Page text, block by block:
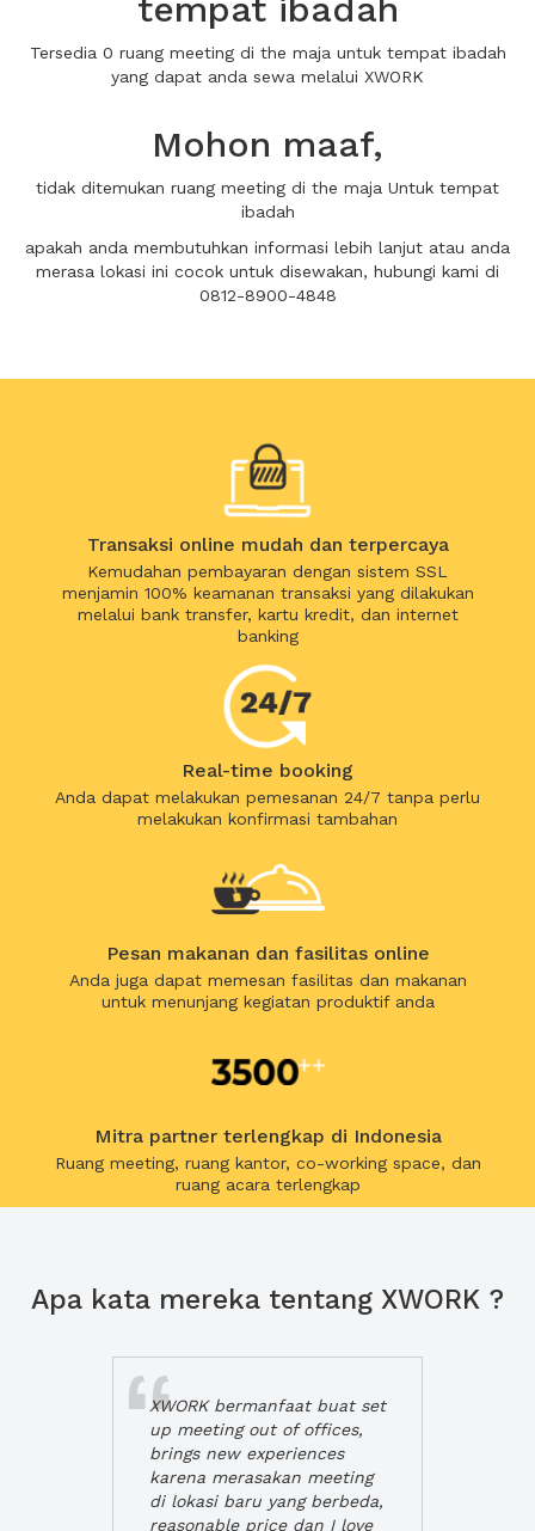
tempat ibadah
Tersedia 0 ruang meeting di the maja untuk tempat ibadah
yang dapat anda sewa melalui XWORK
Mohon maaf,
tidak ditemukan ruang meeting di the maja Untuk tempat
ibadah
apakah anda membutuhkan informasi lebih lanjut atau anda
merasa lokasi ini cocok untuk disewakan, hubungi kami di
0812-8900-4848
Transaksi online mudah dan terpercaya
Kemudahan pembayaran dengan sistem SSL
menjamin 100% keamanan transaksi yang dilakukan
melalui bank transfer, kartu kredit, dan internet
banking
Real-time booking
Anda dapat melakukan pemesanan 24/7 tanpa perlu
melakukan konfirmasi tambahan
Pesan makanan dan fasilitas online
Anda juga dapat memesan fasilitas dan makanan
untuk menunjang kegiatan produktif anda
Mitra partner terlengkap di Indonesia
Ruang meeting, ruang kantor, co-working space, dan
ruang acara terlengkap
Apa kata mereka tentang XWORK ?
XWORK bermanfaat buat set
up meeting out of offices,
brings new experiences
karena merasakan meeting
di lokasi baru yang berbeda,
reasonable price dan I love